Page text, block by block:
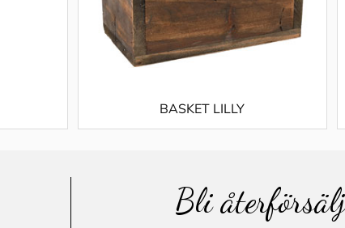
BASKET LILLY
Bli